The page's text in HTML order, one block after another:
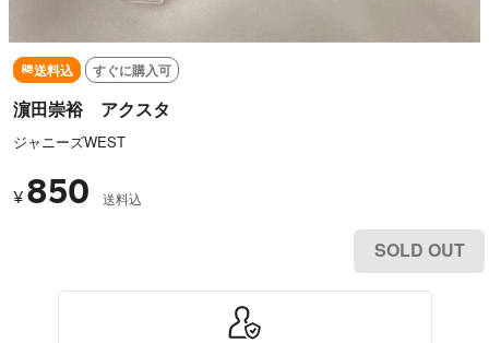
送料込 すぐに購入可
濵田崇裕 アクスタ
ジャニーズWEST
¥ 850 送料込
SOLD OUT